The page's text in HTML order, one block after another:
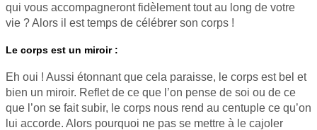
qui vous accompagneront fidèlement tout au long de votre
vie ? Alors il est temps de célébrer son corps !
Le corps est un miroir :
Eh oui ! Aussi étonnant que cela paraisse, le corps est bel et
bien un miroir. Reflet de ce que l’on pense de soi ou de ce
que l’on se fait subir, le corps nous rend au centuple ce qu’on
lui accorde. Alors pourquoi ne pas se mettre à le cajoler